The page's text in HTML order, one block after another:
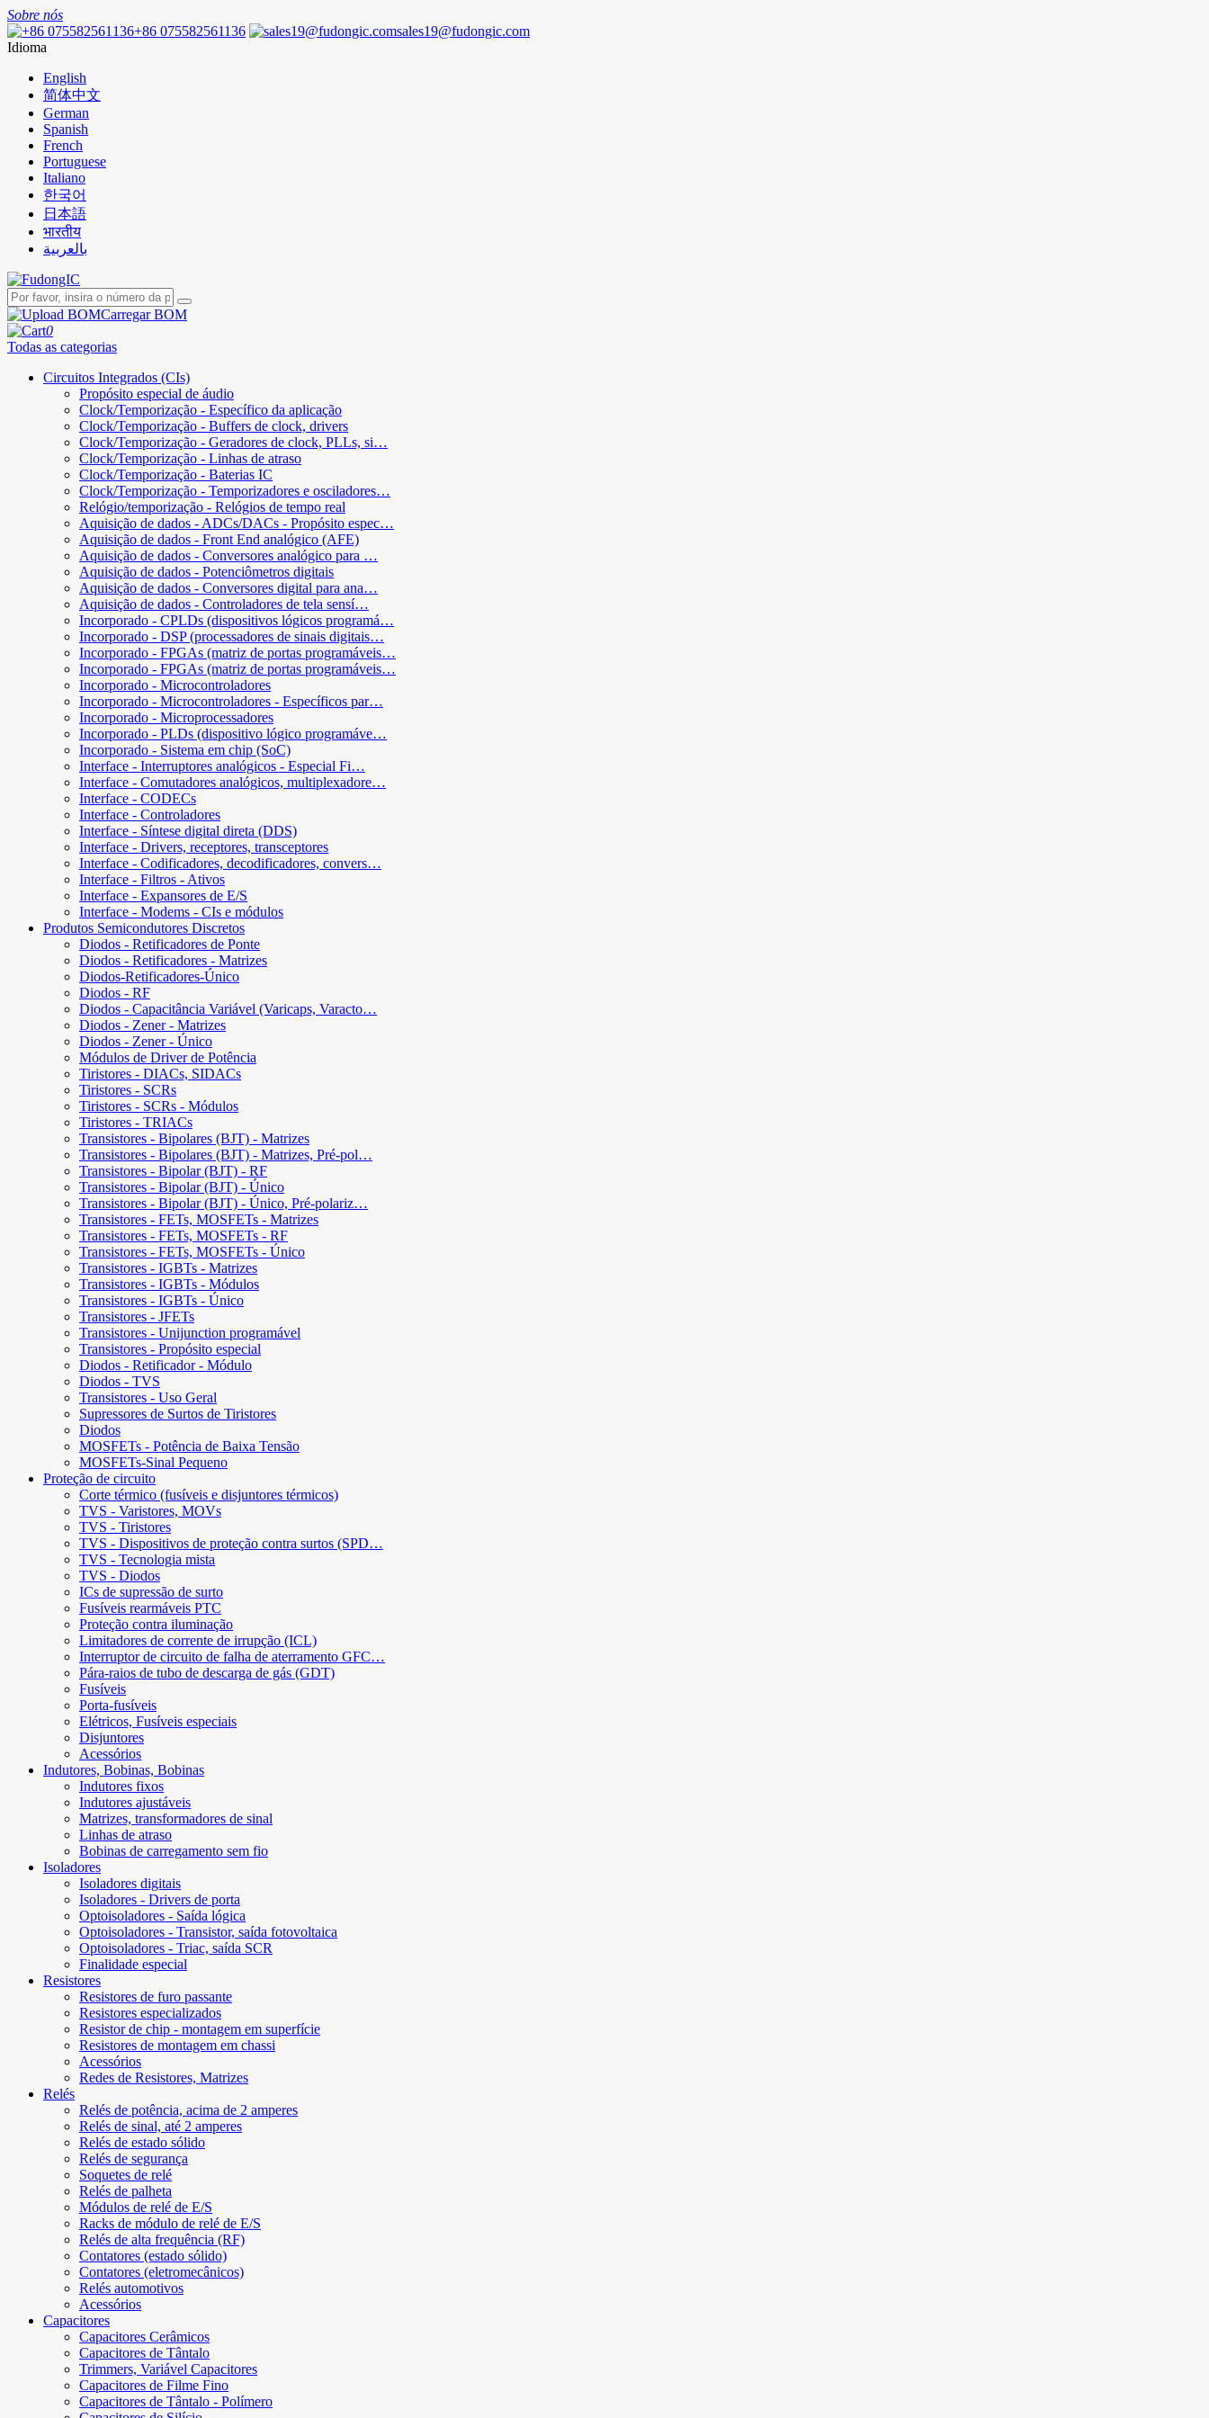
Sobre nós
+86 075582561136
sales19@fudongic.com
Idioma
English
简体中文
German
Spanish
French
Portuguese
Italiano
한국어
日本語
भारतीय
بالعربية
Carregar BOM
0
Todas as categorias
Circuitos Integrados (CIs)
Propósito especial de áudio
Clock/Temporização - Específico da aplicação
Clock/Temporização - Buffers de clock, drivers
Clock/Temporização - Geradores de clock, PLLs, si…
Clock/Temporização - Linhas de atraso
Clock/Temporização - Baterias IC
Clock/Temporização - Temporizadores e osciladores…
Relógio/temporização - Relógios de tempo real
Aquisição de dados - ADCs/DACs - Propósito espec…
Aquisição de dados - Front End analógico (AFE)
Aquisição de dados - Conversores analógico para …
Aquisição de dados - Potenciômetros digitais
Aquisição de dados - Conversores digital para ana…
Aquisição de dados - Controladores de tela sensí…
Incorporado - CPLDs (dispositivos lógicos programá…
Incorporado - DSP (processadores de sinais digitais…
Incorporado - FPGAs (matriz de portas programáveis…
Incorporado - FPGAs (matriz de portas programáveis…
Incorporado - Microcontroladores
Incorporado - Microcontroladores - Específicos par…
Incorporado - Microprocessadores
Incorporado - PLDs (dispositivo lógico programáve…
Incorporado - Sistema em chip (SoC)
Interface - Interruptores analógicos - Especial Fi…
Interface - Comutadores analógicos, multiplexadore…
Interface - CODECs
Interface - Controladores
Interface - Síntese digital direta (DDS)
Interface - Drivers, receptores, transceptores
Interface - Codificadores, decodificadores, convers…
Interface - Filtros - Ativos
Interface - Expansores de E/S
Interface - Modems - CIs e módulos
Produtos Semicondutores Discretos
Diodos - Retificadores de Ponte
Diodos - Retificadores - Matrizes
Diodos-Retificadores-Único
Diodos - RF
Diodos - Capacitância Variável (Varicaps, Varacto…
Diodos - Zener - Matrizes
Diodos - Zener - Único
Módulos de Driver de Potência
Tiristores - DIACs, SIDACs
Tiristores - SCRs
Tiristores - SCRs - Módulos
Tiristores - TRIACs
Transistores - Bipolares (BJT) - Matrizes
Transistores - Bipolares (BJT) - Matrizes, Pré-pol…
Transistores - Bipolar (BJT) - RF
Transistores - Bipolar (BJT) - Único
Transistores - Bipolar (BJT) - Único, Pré-polariz…
Transistores - FETs, MOSFETs - Matrizes
Transistores - FETs, MOSFETs - RF
Transistores - FETs, MOSFETs - Único
Transistores - IGBTs - Matrizes
Transistores - IGBTs - Módulos
Transistores - IGBTs - Único
Transistores - JFETs
Transistores - Unijunction programável
Transistores - Propósito especial
Diodos - Retificador - Módulo
Diodos - TVS
Transistores - Uso Geral
Supressores de Surtos de Tiristores
Diodos
MOSFETs - Potência de Baixa Tensão
MOSFETs-Sinal Pequeno
Proteção de circuito
Corte térmico (fusíveis e disjuntores térmicos)
TVS - Varistores, MOVs
TVS - Tiristores
TVS - Dispositivos de proteção contra surtos (SPD…
TVS - Tecnologia mista
TVS - Diodos
ICs de supressão de surto
Fusíveis rearmáveis ​​PTC
Proteção contra iluminação
Limitadores de corrente de irrupção (ICL)
Interruptor de circuito de falha de aterramento GFC…
Pára-raios de tubo de descarga de gás (GDT)
Fusíveis
Porta-fusíveis
Elétricos, Fusíveis especiais
Disjuntores
Acessórios
Indutores, Bobinas, Bobinas
Indutores fixos
Indutores ajustáveis
Matrizes, transformadores de sinal
Linhas de atraso
Bobinas de carregamento sem fio
Isoladores
Isoladores digitais
Isoladores - Drivers de porta
Optoisoladores - Saída lógica
Optoisoladores - Transistor, saída fotovoltaica
Optoisoladores - Triac, saída SCR
Finalidade especial
Resistores
Resistores de furo passante
Resistores especializados
Resistor de chip - montagem em superfície
Resistores de montagem em chassi
Acessórios
Redes de Resistores, Matrizes
Relés
Relés de potência, acima de 2 amperes
Relés de sinal, até 2 amperes
Relés de estado sólido
Relés de segurança
Soquetes de relé
Relés de palheta
Módulos de relé de E/S
Racks de módulo de relé de E/S
Relés de alta frequência (RF)
Contatores (estado sólido)
Contatores (eletromecânicos)
Relés automotivos
Acessórios
Capacitores
Capacitores Cerâmicos
Capacitores de Tântalo
Trimmers, Variável Capacitores
Capacitores de Filme Fino
Capacitores de Tântalo - Polímero